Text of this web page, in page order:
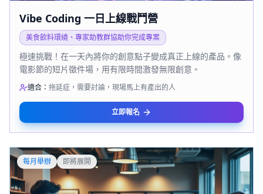
Vibe Coding 一日上線戰鬥營
美食飲料環繞、專家助教群協助你完成專案
極速挑戰！在一天內將你的創意點子變成真正上線的產品。像
電影節的短片徵件場，用有限時間激發無限創意。
適合： 拖延症，需要討論，現場馬上有產出的人
立即報名
每月舉辦 即將展開